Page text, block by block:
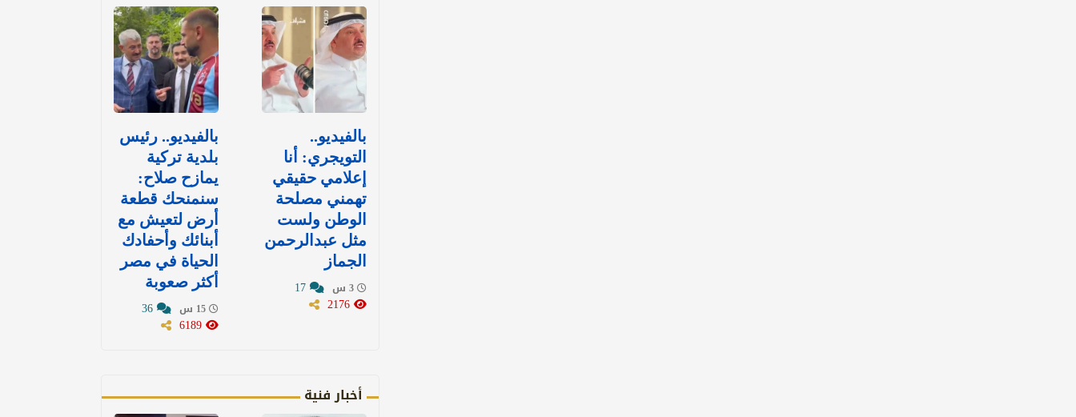
بالفيديو..
التويجري: أنا
إعلامي حقيقي
تهمني مصلحة
الوطن ولست
مثل عبدالرحمن
الجماز
بالفيديو.. رئيس
بلدية تركية
يمازح صلاح:
سنمنحك قطعة
أرض لتعيش مع
أبنائك وأحفادك
الحياة في مصر
أكثر صعوبة
أخبار فنية